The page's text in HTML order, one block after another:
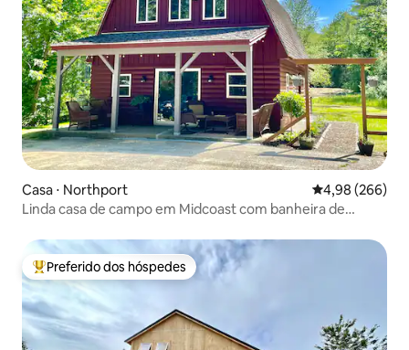
Casa ⋅ Northport 4,98 de uma
4,98 (266)
Linda casa de campo em Midcoast com banheira de
Entre os melhores preferidos dos hóspedes
Preferido dos hóspedes